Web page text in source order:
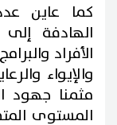
كما عاين
الهادفة إلى
الأفراد
والإيواء
مثمنا جهود
المستوى